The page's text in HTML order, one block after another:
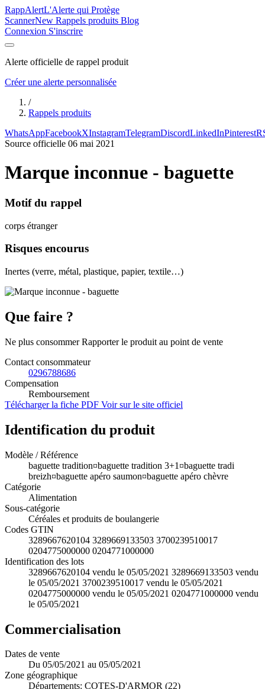
RappAlertL'Alerte qui Protège
ScannerNew Rappels produits Blog
Connexion S'inscrire
Alerte officielle de rappel produit
Créer une alerte personnalisée
/
Rappels produits
WhatsAppFacebookXInstagramTelegramDiscordLinkedInPinterest
Source officielle 06 mai 2021
Marque inconnue - baguette
Motif du rappel
corps étranger
Risques encourus
Inertes (verre, métal, plastique, papier, textile…)
Que faire ?
Ne plus consommer Rapporter le produit au point de vente
Contact consommateur
0296788686
Compensation
Remboursement
Télécharger la fiche PDF Voir sur le site officiel
Identification du produit
Modèle / Référence
baguette tradition¤baguette tradition 3+1¤baguette tradi
breizh¤baguette apéro saumon¤baguette apéro chèvre
Catégorie
Alimentation
Sous-catégorie
Céréales et produits de boulangerie
Codes GTIN
3289667620104 3289669133503 3700239510017
0204775000000 0204771000000
Identification des lots
3289667620104 vendu le 05/05/2021 3289669133503 vendu
le 05/05/2021 3700239510017 vendu le 05/05/2021
0204775000000 vendu le 05/05/2021 0204771000000 vendu
le 05/05/2021
Commercialisation
Dates de vente
Du 05/05/2021 au 05/05/2021
Zone géographique
Départements: COTES-D'ARMOR (22)